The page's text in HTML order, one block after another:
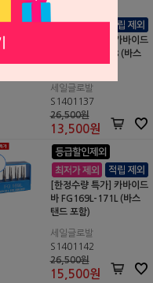
[한정수량 특가] 카바이드
바 FG 33 1/2-38 (바스
탠드 포함)
세일글로발
S1401137
26,500원
13,500원
[한정수량 특가] 카바이드
바 FG169L-171L (바스
탠드 포함)
세일글로발
S1401142
26,500원
15,500원